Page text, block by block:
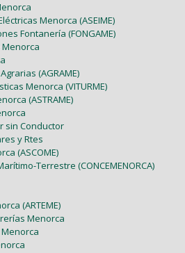
Menorca (ASEIME)
Fontanería (FONGAME)
Menorca
(AGRAME)
Menorca (VITURME)
(ASTRAME)
sin Conductor
y Rtes
(ASCOME)
Terrestre (CONCEMENORCA)
(ARTEME)
Menorca